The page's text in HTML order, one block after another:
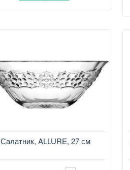
Салатник, ALLURE, 27 см